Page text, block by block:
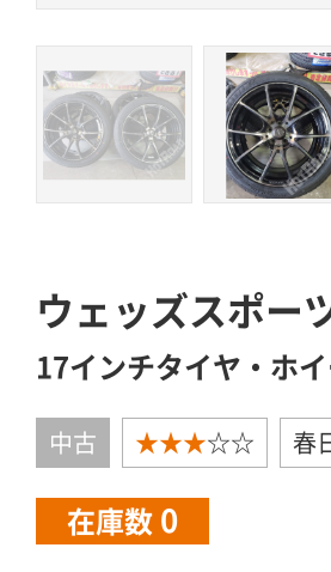
ウェッズスポ
17インチタイヤ・ホ
中古 ★★★☆☆ 春
在庫数 0